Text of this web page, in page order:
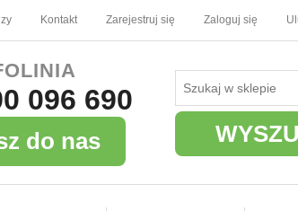
Kontakt Zarejestruj się Zaloguj się
096 690
do nas